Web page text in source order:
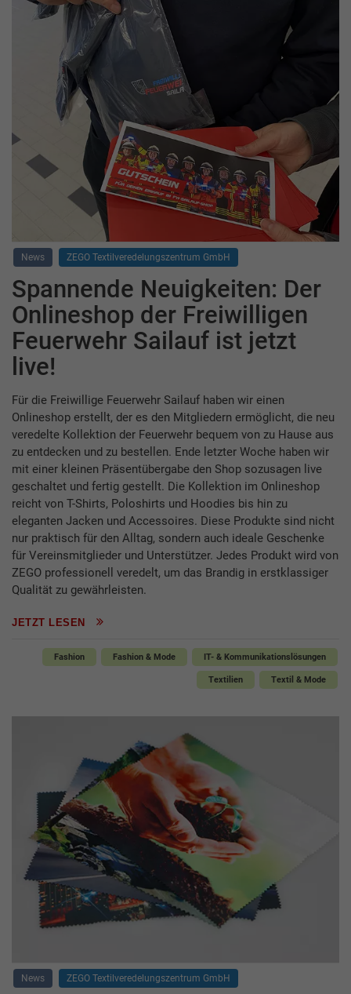
News ZEGO Textilveredelungszentrum GmbH
Spannende Neuigkeiten: Der
Onlineshop der Freiwilligen
Feuerwehr Sailauf ist jetzt
live!
Für die Freiwillige Feuerwehr Sailauf haben wir einen
Onlineshop erstellt, der es den Mitgliedern ermöglicht, die neu
veredelte Kollektion der Feuerwehr bequem von zu Hause aus
zu entdecken und zu bestellen. Ende letzter Woche haben wir
mit einer kleinen Präsentübergabe den Shop sozusagen live
geschaltet und fertig gestellt. Die Kollektion im Onlineshop
reicht von T-Shirts, Poloshirts und Hoodies bis hin zu
eleganten Jacken und Accessoires. Diese Produkte sind nicht
nur praktisch für den Alltag, sondern auch ideale Geschenke
für Vereinsmitglieder und Unterstützer. Jedes Produkt wird von
ZEGO professionell veredelt, um das Brandig in erstklassiger
Qualität zu gewährleisten.
JETZT LESEN
Fashion Fashion & Mode IT- & Kommunikationslösungen
Textilien Textil & Mode
News ZEGO Textilveredelungszentrum GmbH